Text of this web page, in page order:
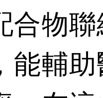
合物
能輔